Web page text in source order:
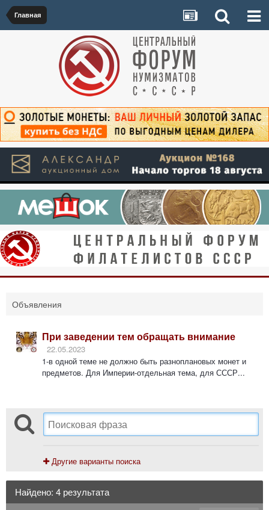
Главная
Объявления
При заведении тем обращать внимание
22.05.2023
1-в одной теме не должно быть разноплановых монет и
предметов. Для Империи-отдельная тема, для СССР...
Другие варианты поиска
Найдено: 4 результата